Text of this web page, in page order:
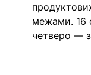
межами. 16
четверо —